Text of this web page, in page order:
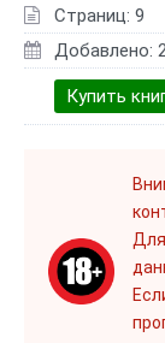
Страниц: 9
Добавлено:
Купить